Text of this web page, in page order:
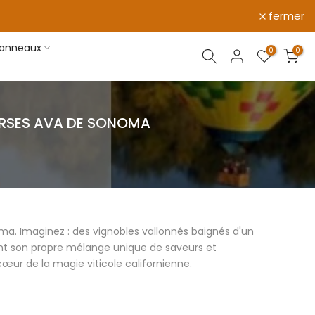
fermer
0 0
AVA DE SONOMA
Imaginez : des vignobles vallonnés baignés d'un
son propre mélange unique de saveurs et
de la magie viticole californienne.